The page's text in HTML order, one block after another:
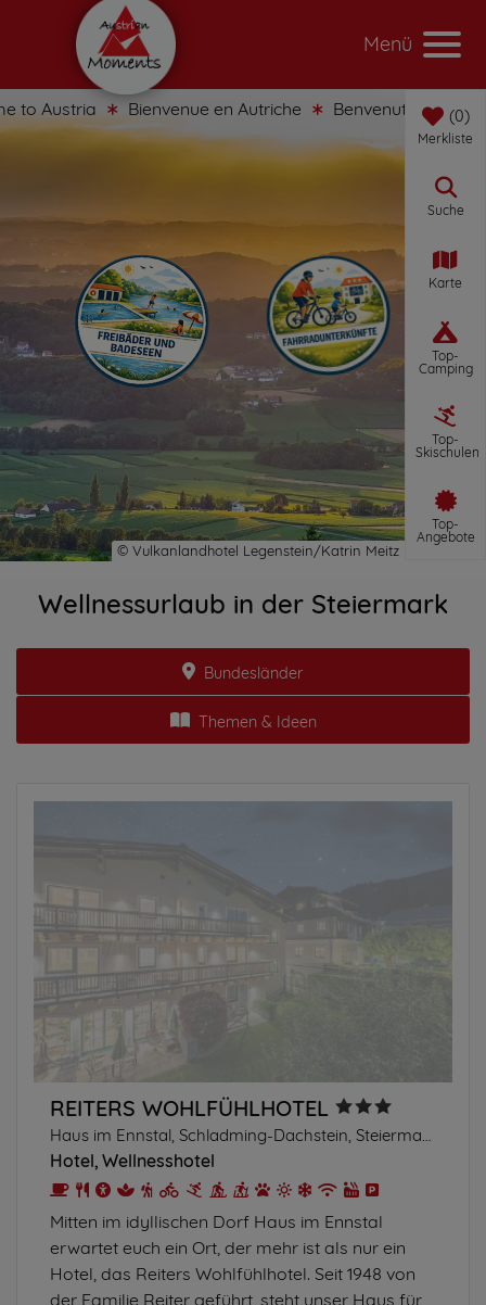
Menü
Bienvenue en Autriche Benvenuti in Austria0
Merkliste
Suche
Karte
Top-
Camping
Top-
Skischulen
Top-
Angebote
Wellnessurlaub in der Steiermark
Bundesländer
Themen & Ideen
REITERS WOHLFÜHLHOTEL
Haus im Ennstal, Schladming-Dachstein, Steiermark
Hotel Wellnesshotel
Mitten im idyllischen Dorf Haus im Ennstal
erwartet euch ein Ort, der mehr ist als nur ein
Hotel, das Reiters Wohlfühlhotel. Seit 1948 von
der Familie Reiter geführt, steht unser Haus für